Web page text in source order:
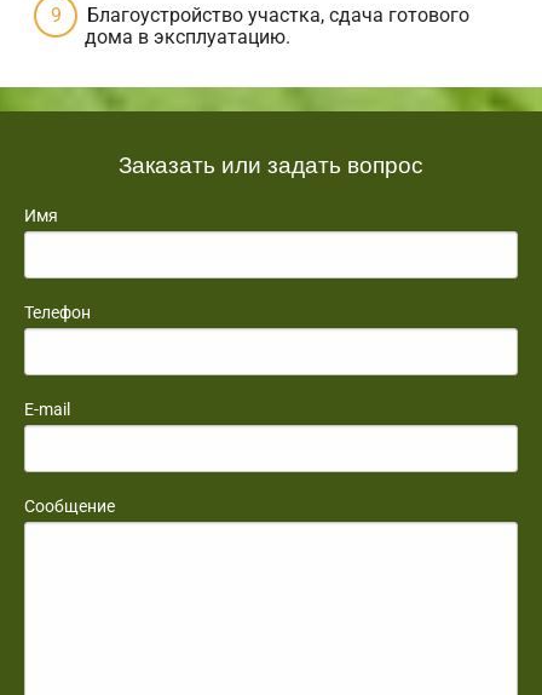
Благоустройство участка, сдача готового
дома в эксплуатацию.
Заказать или задать вопрос
Имя
Телефон
E-mail
Сообщение